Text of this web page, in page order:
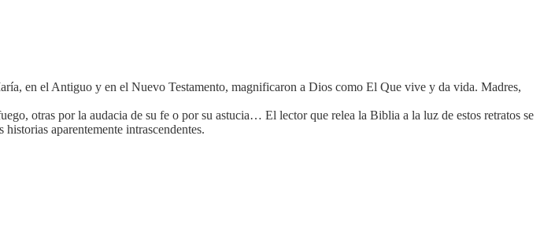
en el Antiguo y en el Nuevo Testamento, magnificaron a Dios como El Que vive y da vida. Madres,
otras por la audacia de su fe o por su astucia… El lector que relea la Biblia a la luz de estos retratos se
aparentemente intrascendentes.